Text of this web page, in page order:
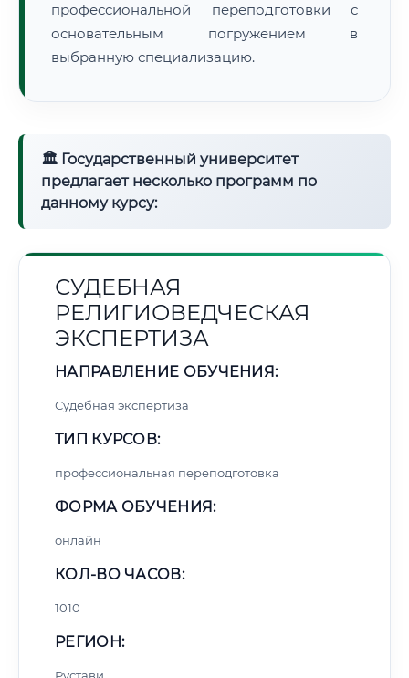
профессиональной переподготовки с
основательным погружением в
выбранную специализацию.
🏛 Государственный университет
предлагает несколько программ по
данному курсу:
СУДЕБНАЯ
РЕЛИГИОВЕДЧЕСКАЯ
ЭКСПЕРТИЗА
НАПРАВЛЕНИЕ ОБУЧЕНИЯ:
Судебная экспертиза
ТИП КУРСОВ:
профессиональная переподготовка
ФОРМА ОБУЧЕНИЯ:
онлайн
КОЛ-ВО ЧАСОВ:
1010
РЕГИОН: